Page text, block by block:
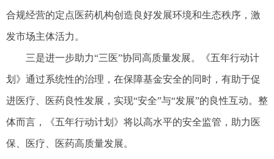
合规经营的定点医药机构创造良好发展环境和生态秩序，激
发市场主体活力。
三是进一步助力“三医”协同高质量发展。《五年行动计
划》通过系统性的治理，在保障基金安全的同时，有助于促
进医疗、医药良性发展，实现“安全”与“发展”的良性互动。整
体而言，《五年行动计划》将以高水平的安全监管，助力医
保、医疗、医药高质量发展。